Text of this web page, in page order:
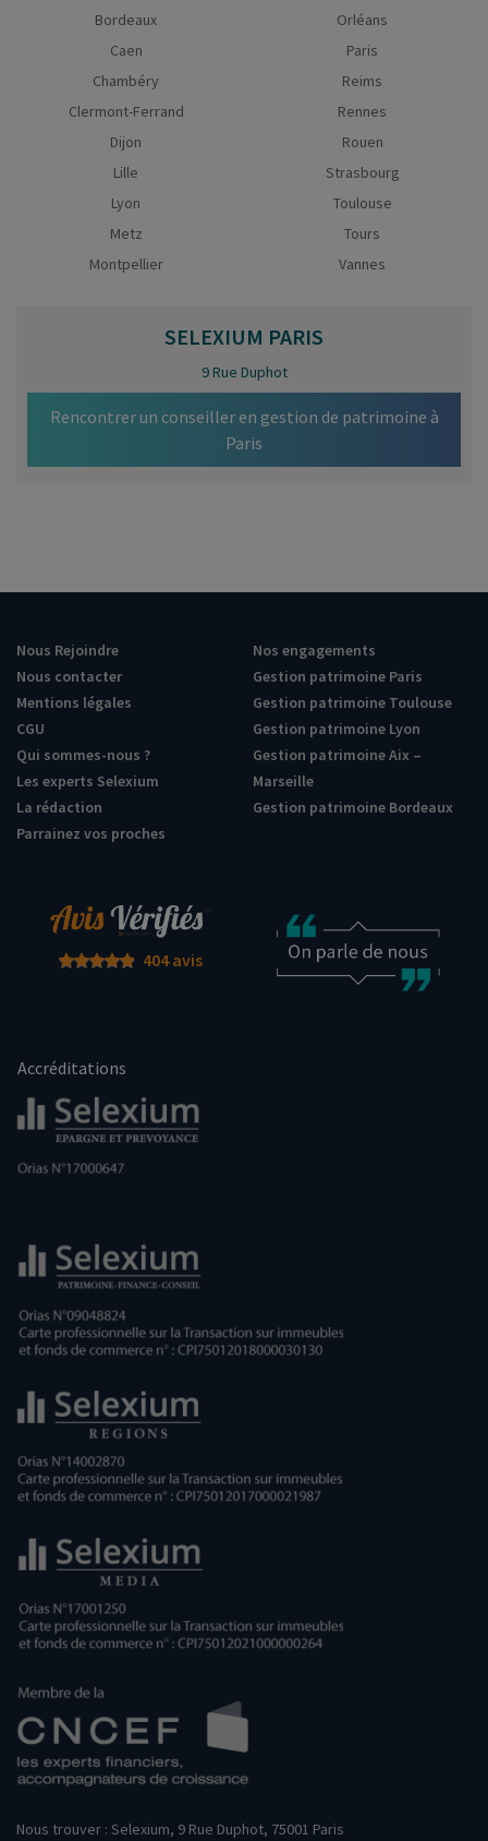
Bordeaux
Caen
Chambéry
Clermont-Ferrand
Dijon
Lille
Lyon
Metz
Montpellier
Orléans
Paris
Reims
Rennes
Rouen
Strasbourg
Toulouse
Tours
Vannes
SELEXIUM PARIS
9 Rue Duphot
Rencontrer un conseiller en gestion de patrimoine à
Paris
Nous Rejoindre
Nous contacter
Mentions légales
CGU
Qui sommes-nous ?
Les experts Selexium
La rédaction
Parrainez vos proches
Nos engagements
Gestion patrimoine Paris
Gestion patrimoine Toulouse
Gestion patrimoine Lyon
Gestion patrimoine Aix –
Marseille
Gestion patrimoine Bordeaux
404 avis
Accréditations
Nous trouver : Selexium, 9 Rue Duphot, 75001 Paris